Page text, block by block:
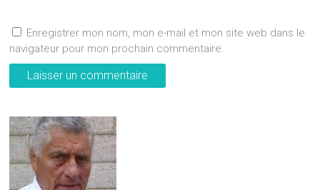
Enregistrer mon nom, mon e-mail et mon site web dans le
navigateur pour mon prochain commentaire.